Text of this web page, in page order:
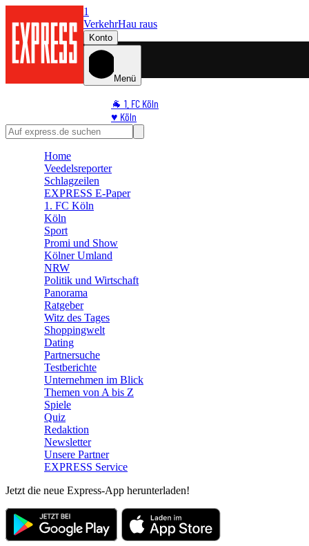
1
VerkehrHau raus
Konto
Menü
🐐 1. FC Köln
♥️ Köln
⭐ Promi
🛒 Shoppingwelt
Home
Veedelsreporter
Schlagzeilen
EXPRESS E-Paper
1. FC Köln
Köln
Sport
Promi und Show
Kölner Umland
NRW
Politik und Wirtschaft
Panorama
Ratgeber
Witz des Tages
Shoppingwelt
Dating
Partnersuche
Testberichte
Unternehmen im Blick
Themen von A bis Z
Spiele
Quiz
Redaktion
Newsletter
Unsere Partner
EXPRESS Service
Jetzt die neue Express-App herunterladen!